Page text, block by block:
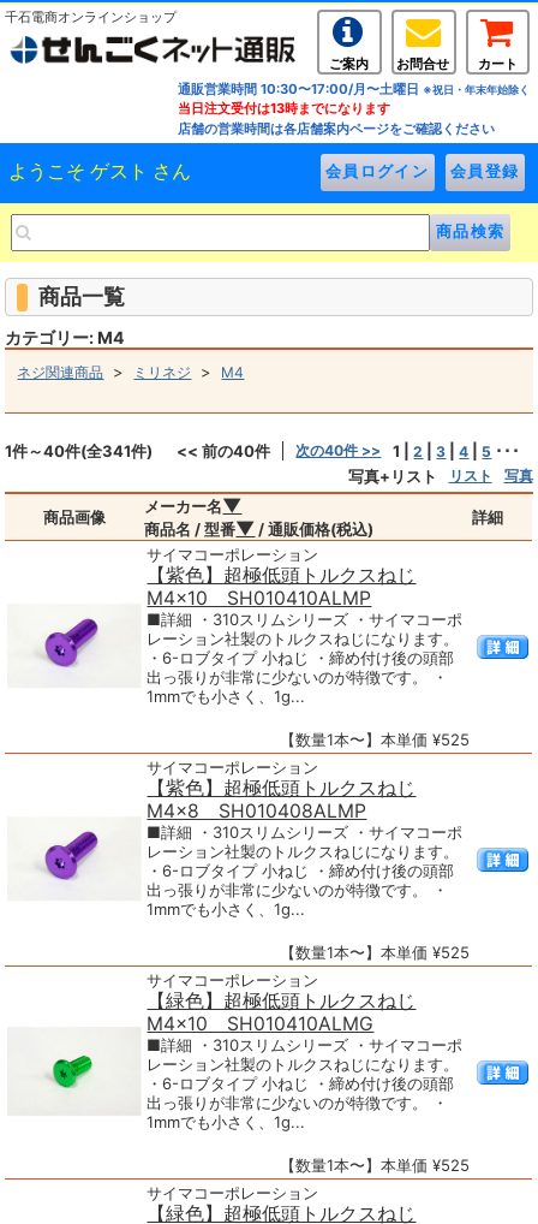
千石電商オンラインショップ
ご案内 お問合せ
カート
通販営業時間 10:30〜17:00/月〜土曜日 ※祝日・年末年始除く
当日注文受付は13時までになります
店舗の営業時間は各店舗案内ページをご確認ください
ようこそ ゲスト さん
商品一覧
カテゴリー: M4
ネジ関連商品 > ミリネジ > M4
1件～40件(全341件) << 前の40件 次の40件 >> 1 |2 |3 |4 5 ･･･
写真+リスト
リスト 写真
商品画像
メーカー名▼
商品名 / 型番▼ / 通販価格(税込)
詳細
サイマコーポレーション
【紫色】超極低頭トルクスねじ
M4×10 SH010410ALMP
■詳細 ・310スリムシリーズ ・サイマコーポ
レーション社製のトルクスねじになります。
・6-ロブタイプ 小ねじ ・締め付け後の頭部
出っ張りが非常に少ないのが特徴です。 ・
1mmでも小さく、1g...
【数量1本〜】本単価 ¥525
サイマコーポレーション
【紫色】超極低頭トルクスねじ
M4×8 SH010408ALMP
■詳細 ・310スリムシリーズ ・サイマコーポ
レーション社製のトルクスねじになります。
・6-ロブタイプ 小ねじ ・締め付け後の頭部
出っ張りが非常に少ないのが特徴です。 ・
1mmでも小さく、1g...
【数量1本〜】本単価 ¥525
サイマコーポレーション
【緑色】超極低頭トルクスねじ
M4×10 SH010410ALMG
■詳細 ・310スリムシリーズ ・サイマコーポ
レーション社製のトルクスねじになります。
・6-ロブタイプ 小ねじ ・締め付け後の頭部
出っ張りが非常に少ないのが特徴です。 ・
1mmでも小さく、1g...
【数量1本〜】本単価 ¥525
サイマコーポレーション
【緑色】超極低頭トルクスねじ